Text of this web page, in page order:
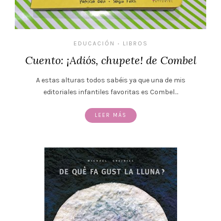
EDUCACIÓN • LIBROS
Cuento: ¡Adiós, chupete! de Combel
A estas alturas todos sabéis ya que una de mis
editoriales infantiles favoritas es Combel…
LEER MÁS